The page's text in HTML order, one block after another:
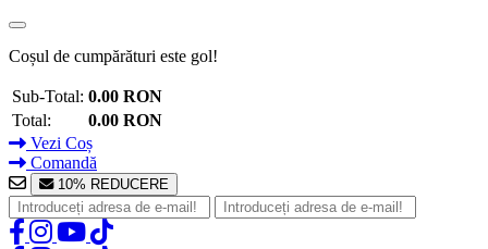
Coșul de cumpărături este gol!
Sub-Total: 0.00 RON
Total:
0.00 RON
Vezi Coș
Comandă
10% REDUCERE